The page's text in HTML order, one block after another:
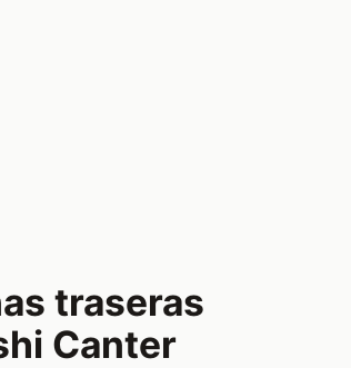
traseras
Canter